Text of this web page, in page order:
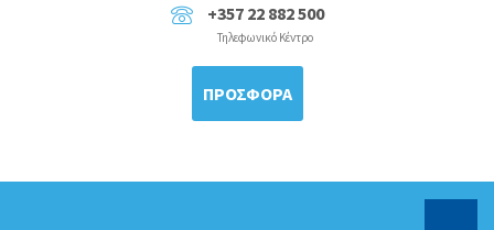
+357 22 882 500
Τηλεφωνικό Κέντρο
ΠΡΟΣΦΟΡΑ